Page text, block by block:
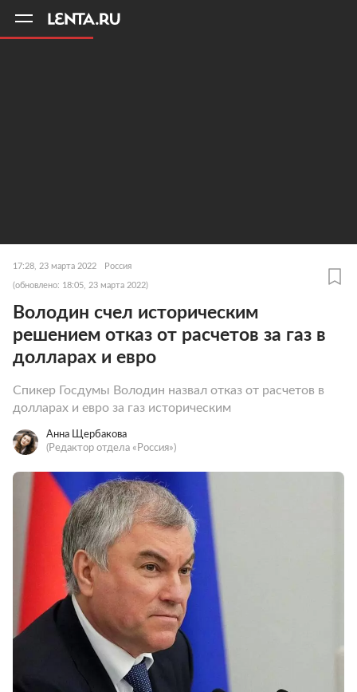
17:28, 23 марта 2022 Россия
(обновлено: 18:05, 23 марта 2022)
Володин счел историческим
решением отказ от расчетов за газ в
долларах и евро
Спикер Госдумы Володин назвал отказ от расчетов в
долларах и евро за газ историческим
Анна Щербакова
(Редактор отдела «Россия»)